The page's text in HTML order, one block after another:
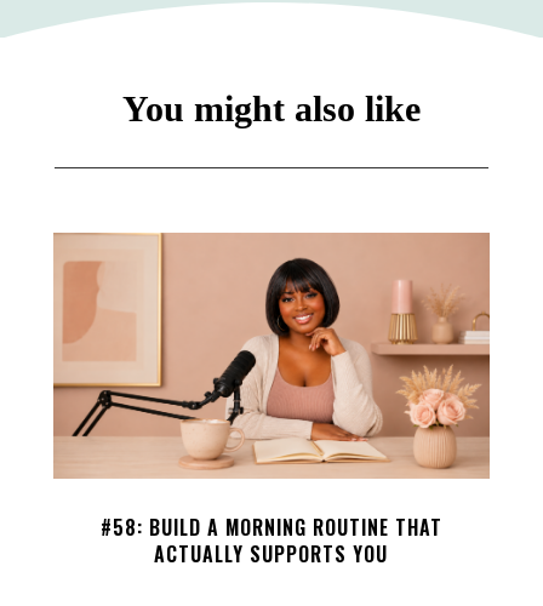
You might also like
#58: BUILD A MORNING ROUTINE THAT
ACTUALLY SUPPORTS YOU